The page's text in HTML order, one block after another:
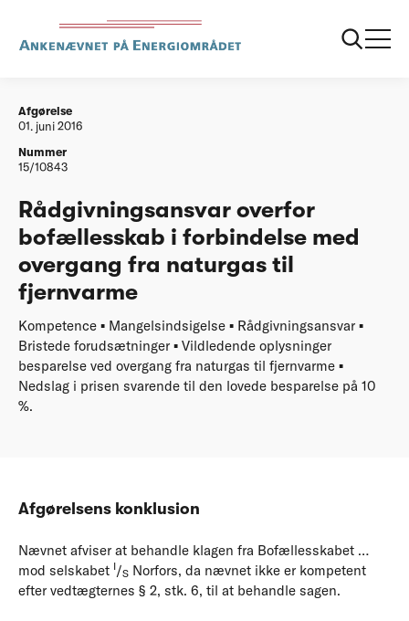
Afgørelser
20160601 Raadgivningsansvar Bristede
forudsaetninger
Afgørelse
01. juni 2016
Nummer
15/10843
Rådgivningsansvar overfor
bofællesskab i forbindelse med
overgang fra naturgas til
fjernvarme
Kompetence ▪ Mangelsindsigelse ▪ Rådgivningsansvar ▪
Bristede forudsætninger ▪ Vildledende oplysninger
besparelse ved overgang fra naturgas til fjernvarme ▪
Nedslag i prisen svarende til den lovede besparelse på 10
%.
Afgørelsens konklusion
Nævnet afviser at behandle klagen fra Bofællesskabet …
mod selskabet I/S Norfors, da nævnet ikke er kompetent
efter vedtægternes § 2, stk. 6, til at behandle sagen.